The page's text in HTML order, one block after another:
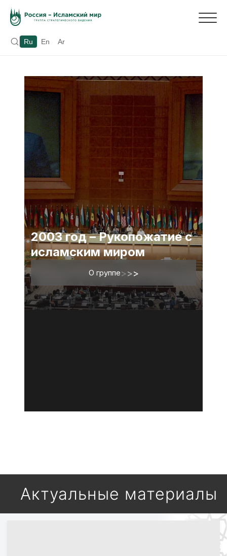
Ru En Ar
2003 год – Рукопожатие с
исламским миром
О группе>>>
Актуальные материалы